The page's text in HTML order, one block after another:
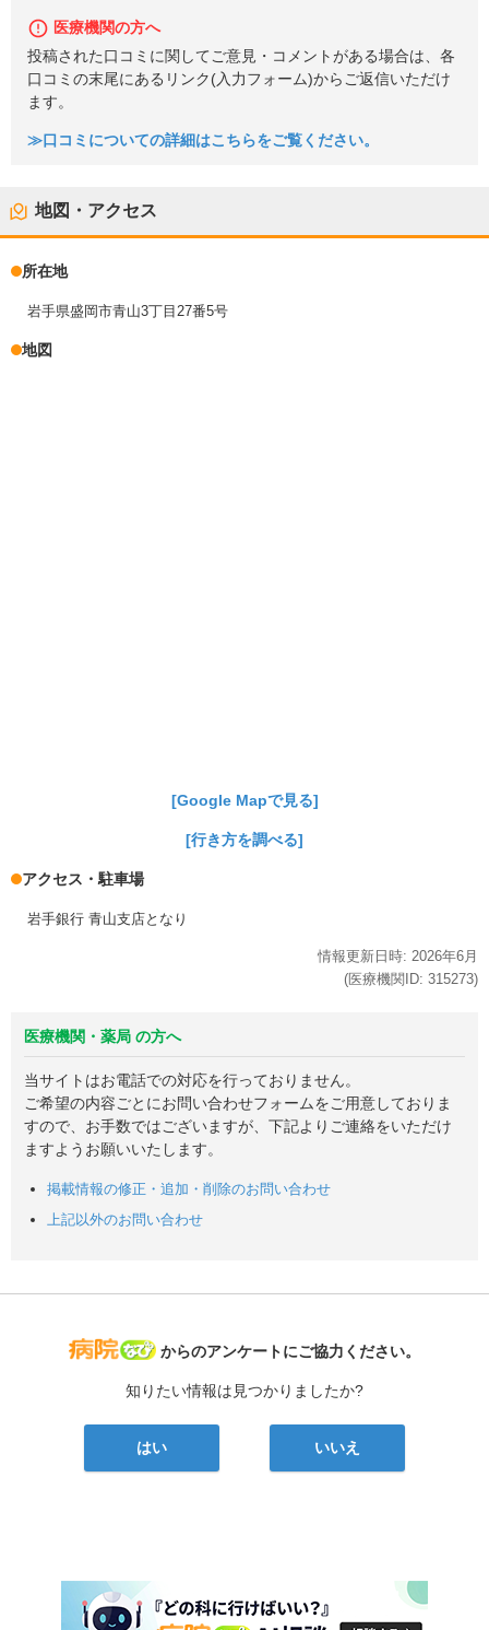
医療機関の方へ
投稿された口コミに関してご意見・コメントがある場合は、各
口コミの末尾にあるリンク(入力フォーム)からご返信いただけ
ます。
≫口コミについての詳細はこちらをご覧ください。
地図・アクセス
所在地
岩手県盛岡市青山3丁目27番5号
地図
[Google Mapで見る]
[行き方を調べる]
アクセス・駐車場
岩手銀行 青山支店となり
情報更新日時: 2026年6月
(医療機関ID: 315273)
医療機関・薬局 の方へ
当サイトはお電話での対応を行っておりません。
ご希望の内容ごとにお問い合わせフォームをご用意しておりま
すので、お手数ではございますが、下記よりご連絡をいただけ
ますようお願いいたします。
掲載情報の修正・追加・削除のお問い合わせ
上記以外のお問い合わせ
病院なび
からのアンケートにご協力ください。
知りたい情報は見つかりましたか?
はい いいえ